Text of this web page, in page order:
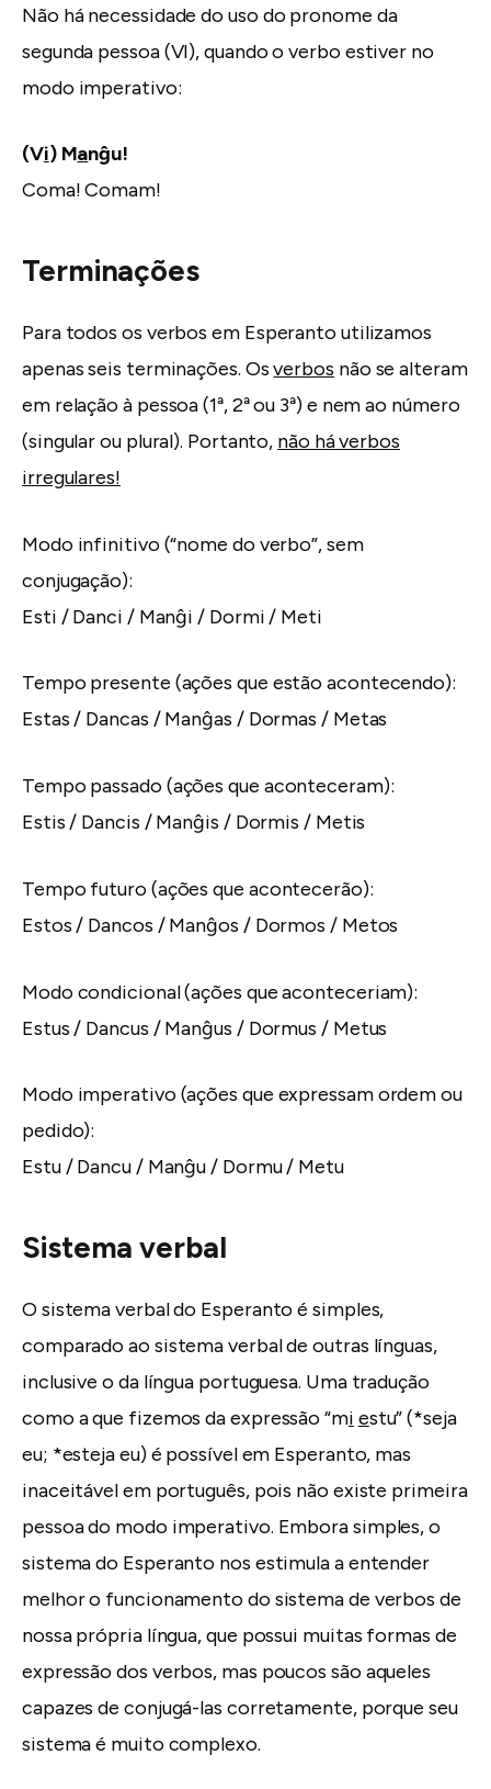
Não há necessidade do uso do pronome da
segunda pessoa (VI), quando o verbo estiver no
modo imperativo:
(Vi) Manĝu!
Coma! Comam!
Terminações
Para todos os verbos em Esperanto utilizamos
apenas seis terminações. Osverbos não se alteram
em relação à pessoa (1ª, 2ª ou 3ª) e nem ao número
(singular ou plural). Portanto, não há verbos
irregulares!
Modo infinitivo (“nome do verbo”, sem
conjugação):
Esti / Danci / Manĝi / Dormi / Meti
Tempo presente (ações que estão acontecendo):
Estas / Dancas / Manĝas / Dormas / Metas
Tempo passado (ações que aconteceram):
Estis / Dancis / Manĝis / Dormis / Metis
Tempo futuro (ações que acontecerão):
Estos / Dancos / Manĝos / Dormos / Metos
Modo condicional (ações que aconteceriam):
Estus / Dancus / Manĝus / Dormus / Metus
Modo imperativo (ações que expressam ordem ou
pedido):
Estu / Dancu / Manĝu / Dormu / Metu
Sistema verbal
O sistema verbal do Esperanto é simples,
comparado ao sistema verbal de outras línguas,
inclusive o da língua portuguesa. Uma tradução
como a que fizemos da expressão “mi estu” (*seja
eu; *esteja eu) é possível em Esperanto, mas
inaceitável em português, pois não existe primeira
pessoa do modo imperativo. Embora simples, o
sistema do Esperanto nos estimula a entender
melhor o funcionamento do sistema de verbos de
nossa própria língua, que possui muitas formas de
expressão dos verbos, mas poucos são aqueles
capazes de conjugá-las corretamente, porque seu
sistema é muito complexo.